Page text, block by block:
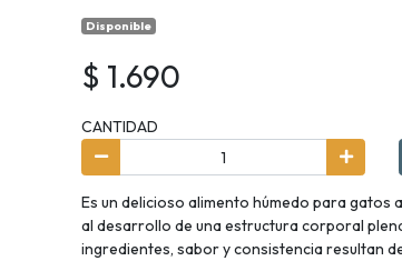
Disponible
$ 1.690
CANTIDAD
Es un delicioso alimento húmedo para
al desarrollo de una estructura corporal
ingredientes, sabor y consistencia resultan